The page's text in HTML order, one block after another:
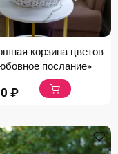
корзина цветов
послание»
₽